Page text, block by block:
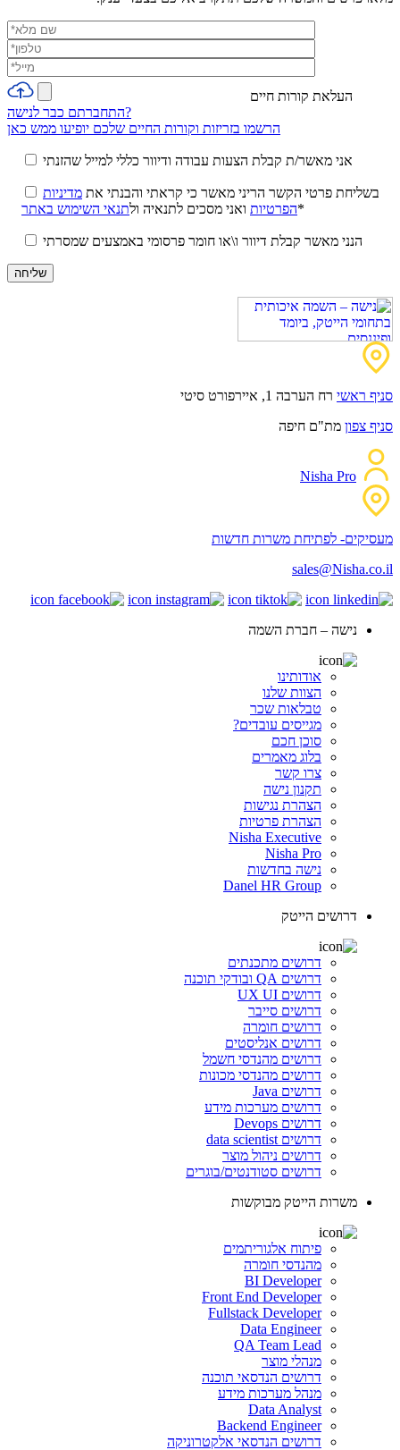
העלאת קורות חיים
התחברתם כבר לנישה?
הרשמו בזריזות וקורות החיים שלכם יופיעו ממש כאן
אני מאשר/ת קבלת הצעות עבודה ודיוור כללי למייל שהזנתי
בשליחת פרטי הקשר הריני מאשר כי קראתי והבנתי את מדיניות
הפרטיות ואני מסכים לתנאיה ולתנאי השימוש באתר *
הנני מאשר קבלת דיוור ו\או חומר פרסומי באמצעים שמסרתי
סניף ראשי רח הערבה 1, איירפורט סיטי
סניף צפון מת"ם חיפה
Nisha Pro
מעסיקים- לפתיחת משרות חדשות
sales@Nisha.co.il
נישה – חברת השמה
אודותינו
הצוות שלנו
טבלאות שכר
מגייסים עובדים?
סוכן חכם
בלוג מאמרים
צרו קשר
תקנון נישה
הצהרת נגישות
הצהרת פרטיות
Nisha Executive
Nisha Pro
נישה בחדשות
Danel HR Group
דרושים הייטק
דרושים מתכנתים
דרושים QA ובודקי תוכנה
דרושים UX UI
דרושים סייבר
דרושים חומרה
דרושים אנליסטים
דרושים מהנדסי חשמל
דרושים מהנדסי מכונות
דרושים Java
דרושים מערכות מידע
דרושים Devops
דרושים data scientist
דרושים ניהול מוצר
דרושים סטודנטים/בוגרים
משרות הייטק מבוקשות
פיתוח אלגוריתמים
מהנדסי חומרה
BI Developer
Front End Developer
Fullstack Developer
Data Engineer
QA Team Lead
מנהלי מוצר
דרושים הנדסאי תוכנה
מנהל מערכות מידע
Data Analyst
Backend Engineer
דרושים הנדסאי אלקטרוניקה